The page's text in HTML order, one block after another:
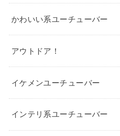
かわいい系ユーチューバー
アウトドア！
イケメンユーチューバー
インテリ系ユーチューバー